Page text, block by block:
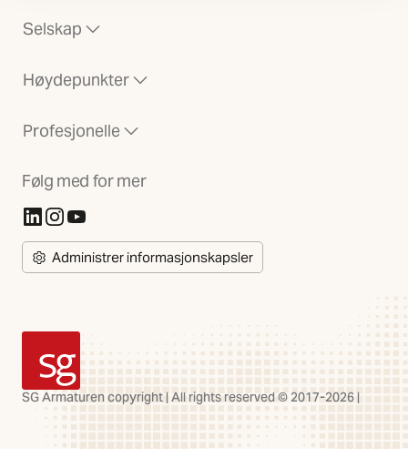
Selskap
Høydepunkter
Profesjonelle
Følg med for mer
(Åpnes i ny fane)
(Åpnes i ny fane)
(Åpnes i ny fane)
Administrer informasjonskapsler
SG Armaturen
SG Armaturen copyright | All rights reserved © 2017-2026 |